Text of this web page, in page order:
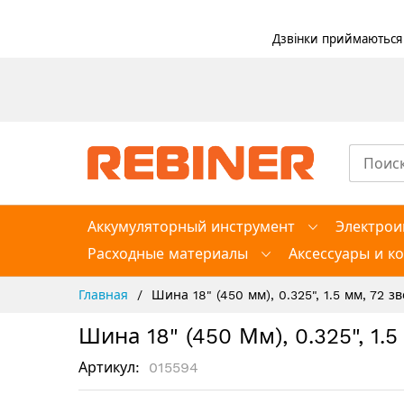
Дзвінки
Аккумуляторный инструмент
Расходные материалы
Аксессуары и
Главная Шина 18" (450 мм), 0.325", 1.5 мм, 72
Шина 18" (450 Мм), 0.325",
Артикул 015594